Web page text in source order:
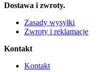
Dostawa i zwroty.
Zasady wysyłki
Zwroty i reklamacje
Kontakt
Kontakt